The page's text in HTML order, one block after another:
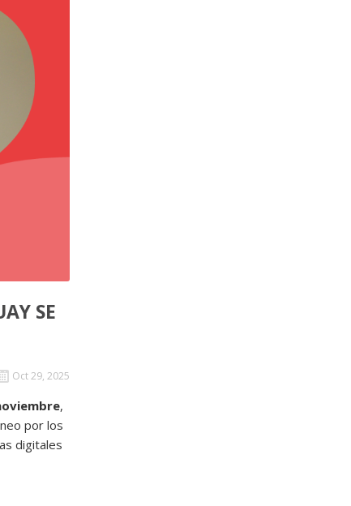
SE
Oct 29, 2025
,
por los
digitales